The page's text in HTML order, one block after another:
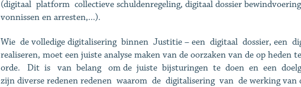
(digitaal platform collectieve schuldenregeling, digitaal dossier
vonnissen en arresten,...).
Wie de volledige digitalisering binnen Justitie – een digitaal dossier, een
realiseren, moet een juiste analyse maken van de oorzaken van de op
orde. Dit is van belang om de juiste bijsturingen te doen en een
zijn diverse redenen redenen waarom de digitalisering van de werking van